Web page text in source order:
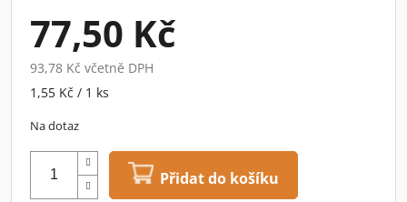
77,50 Kč
93,78 Kč včetně DPH
Měrná
1,55 Kč / 1 ks
Na dotaz
Přidat do košíku